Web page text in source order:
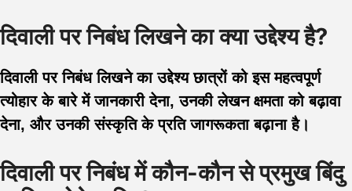
दिवाली पर निबंध लिखने का क्या उद्देश्य है?
दिवाली पर निबंध लिखने का उद्देश्य छात्रों को इस महत्वपूर्ण
त्योहार के बारे में जानकारी देना, उनकी लेखन क्षमता को बढ़ावा
देना, और उनकी संस्कृति के प्रति जागरूकता बढ़ाना है।
दिवाली पर निबंध में कौन-कौन से प्रमुख बिंदु